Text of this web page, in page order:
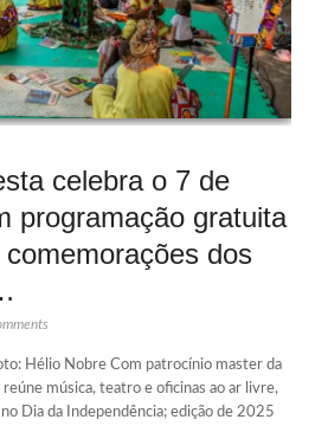
celebra o 7 de
programação gratuita
dos
Hélio Nobre Com patrocínio master da
música, teatro e oficinas ao ar livre,
Dia da Independência; edição de 2025